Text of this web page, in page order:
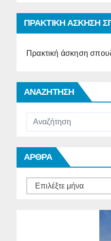
ΠΡΑΚΤΙΚΗ ΑΣΚΗΣΗ
Πρακτική άσκηση
ΑΝΑΖΗΤΗΣΗ
ΑΡΘΡΑ
ΑΡΘΡΑ